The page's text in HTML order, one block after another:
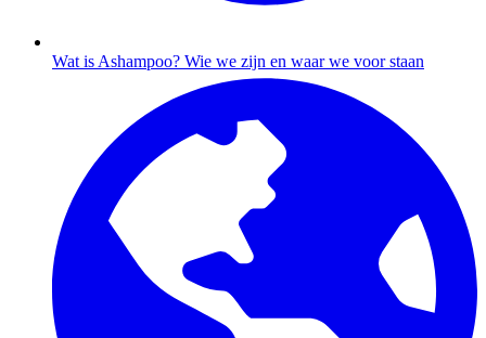
Wat is Ashampoo? Wie we zijn en waar we voor staan